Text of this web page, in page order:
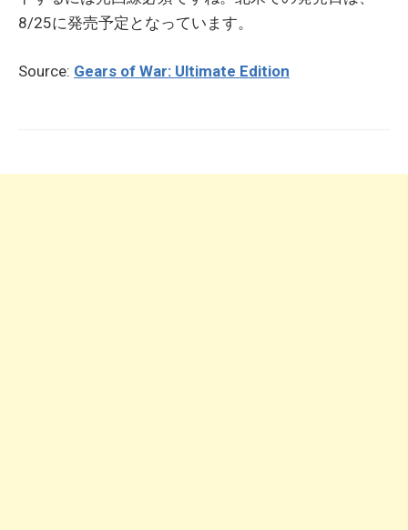
8/25に発売予定となっています。
Source: Gears of War: Ultimate Edition